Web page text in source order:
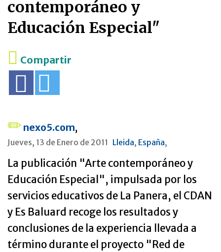
contemporáneo y
Educación Especial"
Compartir
nexo5.com,
Jueves, 13 de Enero de 2011 Lleida, España,
La publicación "Arte contemporáneo y
Educación Especial", impulsada por los
servicios educativos de La Panera, el CDAN
y Es Baluard recoge los resultados y
conclusiones de la experiencia llevada a
término durante el proyecto "Red de